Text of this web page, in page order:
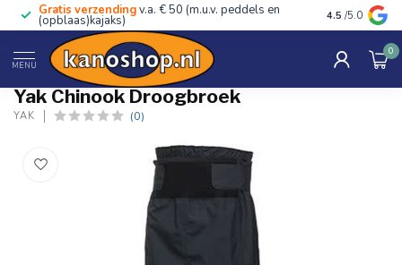
Gratis verzendingv.a. € 50 (m.u.v. peddels en
(opblaas)kajaks) Advies van
4.5 /5.0
MENU
0
Home / Chinook Droogbroek
Yak Chinook Droogbroek
YAK (0)